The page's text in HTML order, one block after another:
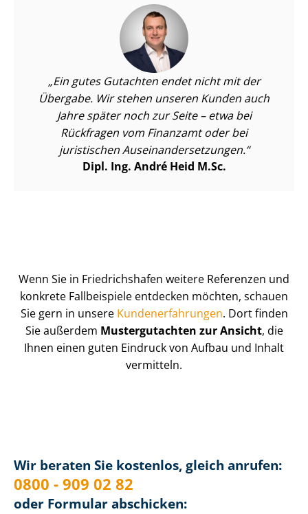
Ein gutes Gutachten endet nicht mit der
Übergabe. Wir stehen unseren Kunden auch
Jahre später noch zur Seite – etwa bei
Rückfragen vom Finanzamt oder bei
juristischen Aus­ein­an­der­set­zun­gen.
Dipl. Ing. André Heid M.Sc.
Wenn Sie in Friedrichshafen weitere Referenzen und
konkrete Fallbeispiele entdecken möchten, schauen
Sie gern in unsere Kun­de­n­er­fah­run­gen. Dort finden
Sie außerdem Mustergutachten zur Ansicht, die
Ihnen einen guten Eindruck von Aufbau und Inhalt
vermitteln.
Wir beraten Sie kostenlos, gleich anrufen:
0800 - 909 02 82
oder Formular abschicken: